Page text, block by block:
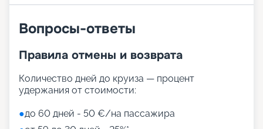
Вопросы-ответы
Правила отмены и возврата
Количество дней до круиза — процент
удержания от стоимости:
●до 60 дней - 50 €/на пассажира